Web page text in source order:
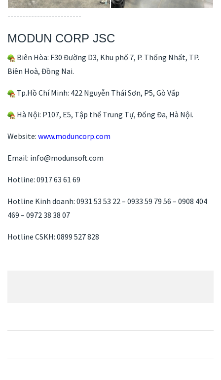
-------------------------
MODUN CORP JSC
Biên Hòa: F30 Đường D3, Khu phố 7, P. Thống Nhất, TP.
Biên Hoà, Đồng Nai.
Tp.Hồ Chí Minh: 422 Nguyễn Thái Sơn, P5, Gò Vấp
Hà Nội: P107, E5, Tập thể Trung Tự, Đống Đa, Hà Nội.
Website: www.moduncorp.com
Email: info@modunsoft.com
Hotline: 0917 63 61 69
Hotline Kinh doanh: 0931 53 53 22 – 0933 59 79 56 – 0908 404
469 – 0972 38 38 07
Hotline CSKH: 0899 527 828